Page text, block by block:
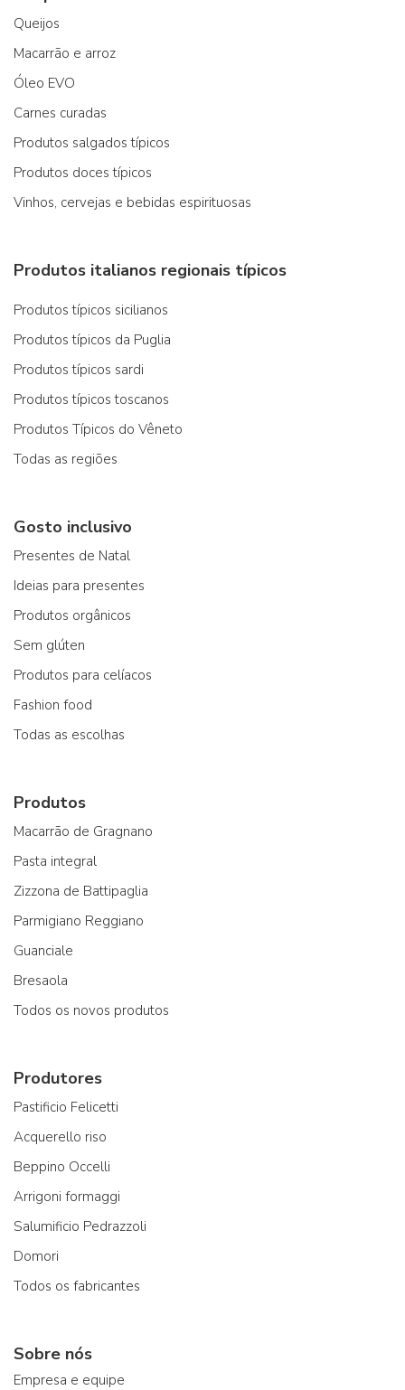
Queijos
Macarrão e arroz
Óleo EVO
Carnes curadas
Produtos salgados típicos
Produtos doces típicos
Vinhos, cervejas e bebidas espirituosas
Produtos italianos regionais típicos
Produtos típicos sicilianos
Produtos típicos da Puglia
Produtos típicos sardi
Produtos típicos toscanos
Produtos Típicos do Vêneto
Todas as regiões
Gosto inclusivo
Presentes de Natal
Ideias para presentes
Produtos orgânicos
Sem glúten
Produtos para celíacos
Fashion food
Todas as escolhas
Produtos
Macarrão de Gragnano
Pasta integral
Zizzona de Battipaglia
Parmigiano Reggiano
Guanciale
Bresaola
Todos os novos produtos
Produtores
Pastificio Felicetti
Acquerello riso
Beppino Occelli
Arrigoni formaggi
Salumificio Pedrazzoli
Domori
Todos os fabricantes
Sobre nós
Empresa e equipe